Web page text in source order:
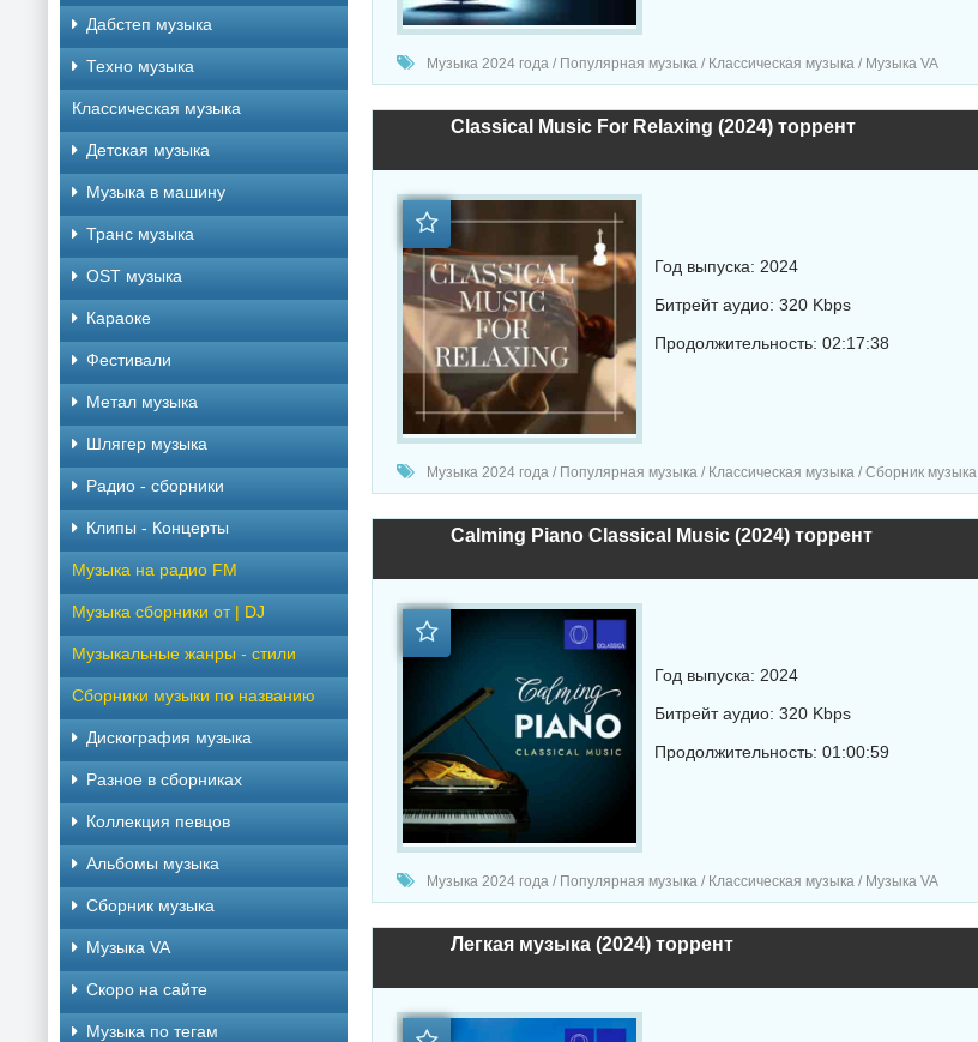
Музыка 2024 года / Популярная музыка / Классическая музыка / Музыка VA
Classical Music For Relaxing (2024) торрент
Год выпуска: 2024
Битрейт аудио: 320 Kbps
Продолжительность: 02:17:38
Музыка 2024 года / Популярная музыка / Классическая музыка / Сборник музыка
Calming Piano Classical Music (2024) торрент
Год выпуска: 2024
Битрейт аудио: 320 Kbps
Продолжительность: 01:00:59
Музыка 2024 года / Популярная музыка / Классическая музыка / Музыка VA
Легкая музыка (2024) торрент
Дабстеп музыка
Техно музыка
Классическая музыка
Детская музыка
Музыка в машину
Транс музыка
OST музыка
Караоке
Фестивали
Метал музыка
Шлягер музыка
Радио - сборники
Клипы - Концерты
Музыка на радио FM
Музыка сборники от | DJ
Музыкальные жанры - стили
Сборники музыки по названию
Дискография музыка
Разное в сборниках
Коллекция певцов
Альбомы музыка
Сборник музыка
Музыка VA
Скоро на сайте
Музыка по тегам